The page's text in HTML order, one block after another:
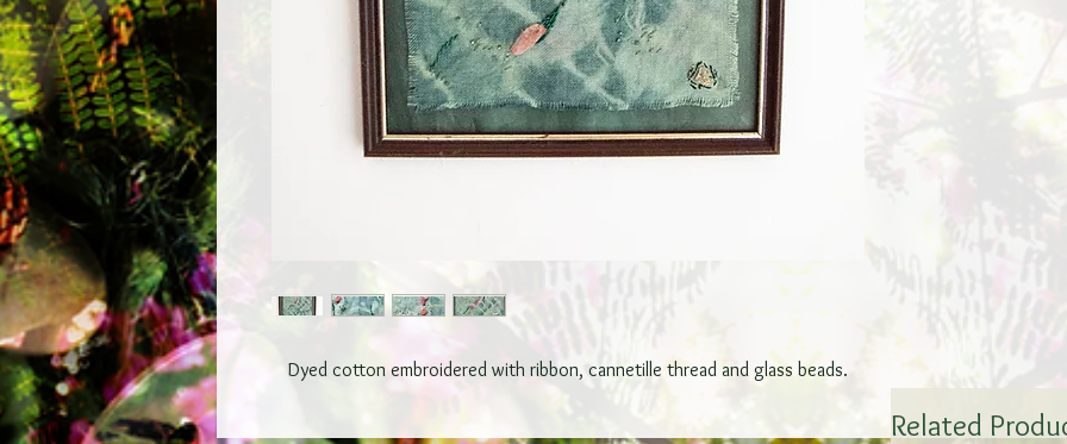
Dyed cotton embroidered with ribbon, cannetille thread and glass beads.
Related